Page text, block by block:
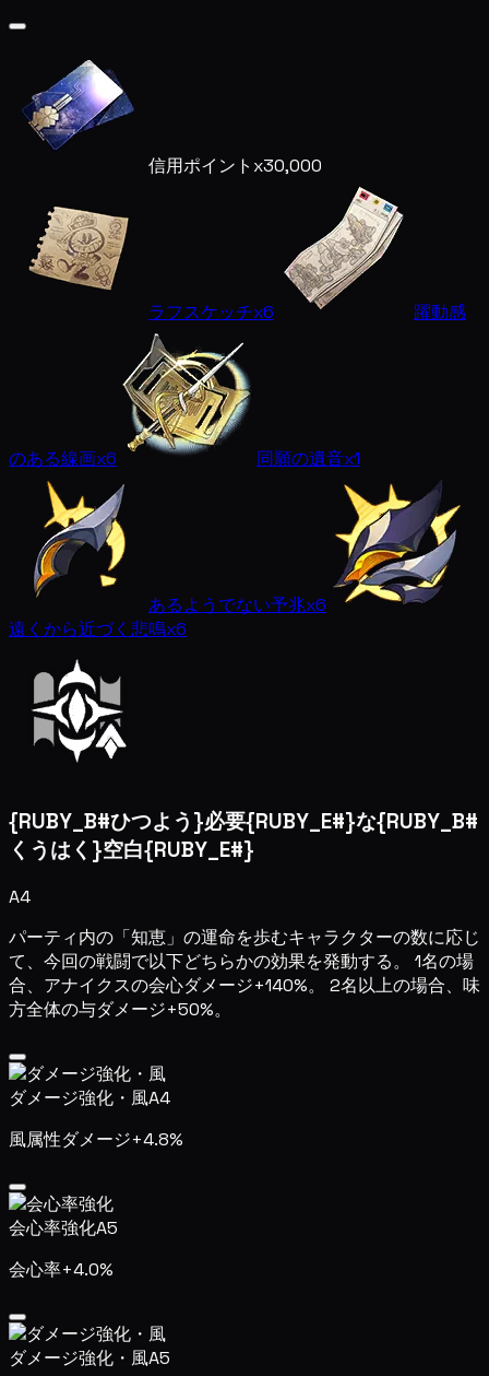
信用ポイント x30,000
ラフスケッチx6 躍動感
のある線画x6 同願の遺音x1
あるようでない予兆x6
遠くから近づく悲鳴x6
{RUBY_B#ひつよう}必要{RUBY_E#}な{RUBY_B#
くうはく}空白{RUBY_E#}
A4
パーティ内の「知恵」の運命を歩むキャラクターの数に応じ
て、今回の戦闘で以下どちらかの効果を発動する。 1名の場
合、アナイクスの会心ダメージ+140%。 2名以上の場合、味
方全体の与ダメージ+50%。
ダメージ強化・風A4
風属性ダメージ+4.8%
会心率強化A5
会心率+4.0%
ダメージ強化・風A5